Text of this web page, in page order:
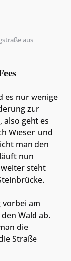
aus
es nur wenige
zur
also geht es
Wiesen und
man den
nun
steht
vorbei am
Wald ab.
die
Straße